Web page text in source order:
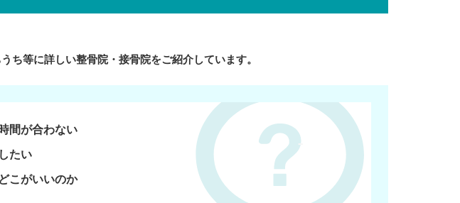
ち等に詳しい整骨院・接骨院をご紹介しています。
間が合わない
たい
こがいいのか